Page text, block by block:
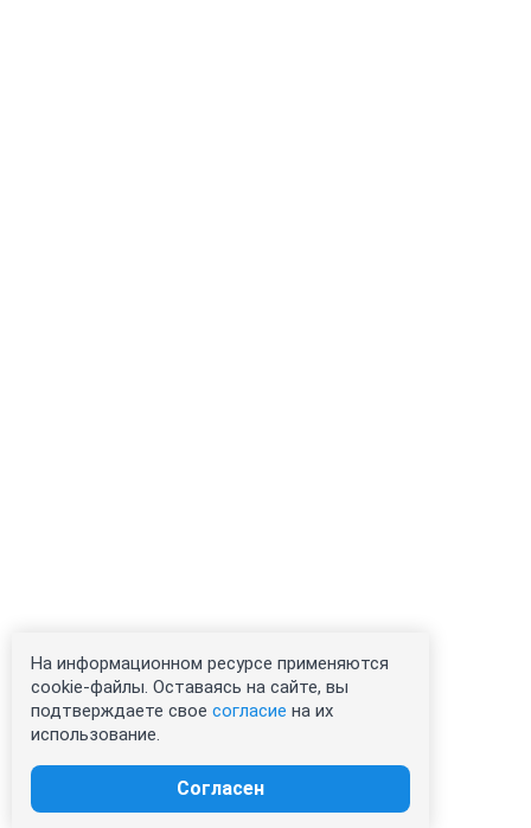
На информационном ресурсе применяются
cookie-файлы. Оставаясь на сайте, вы
подтверждаете свое согласие на их
использование.
Согласен